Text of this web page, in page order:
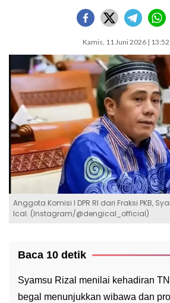
Kamis, 11 Juni 2026 |
Anggota Komisi I DPR RI dari Fraksi PKB,
Ical. (Instagram/@dengical_official)
Baca 10 detik
Syamsu Rizal menilai kehadiran
begal menunjukkan wibawa dan